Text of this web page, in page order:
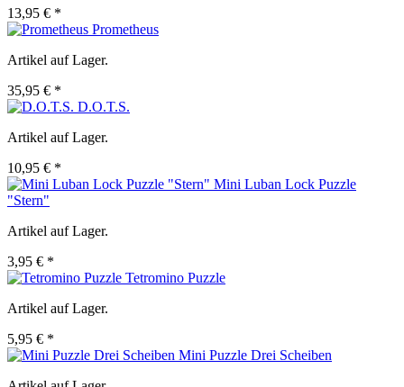
13,95 € *
Prometheus
Artikel auf Lager.
35,95 € *
D.O.T.S.
Artikel auf Lager.
10,95 € *
Mini Luban Lock Puzzle
"Stern"
Artikel auf Lager.
3,95 € *
Tetromino Puzzle
Artikel auf Lager.
5,95 € *
Mini Puzzle Drei Scheiben